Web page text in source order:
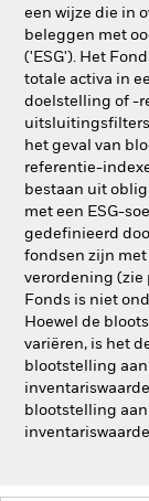
een wijze die in
beleggen met
('ESG'). Het
totale activa in
doelstelling of -
uitsluitingsfilters
het geval van
referentie-
bestaan uit
met een ESG-
gedefinieerd
fondsen zijn met
verordening (zie
Fonds is niet
Hoewel de
variëren, is het
blootstelling
blootstelling